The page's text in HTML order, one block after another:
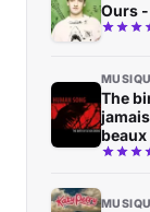
Ours
The
beaux